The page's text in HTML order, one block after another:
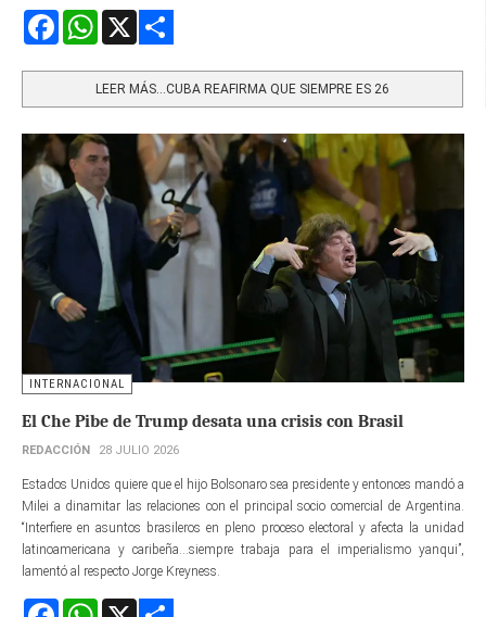
FacebookWhatsApp
LEER MÁS…CUBA REAFIRMA QUE SIEMPRE ES 26
INTERNACIONAL
El Che Pibe de Trump desata una crisis con Brasil
REDACCIÓN 28 JULIO 2026
Estados Unidos quiere que el hijo Bolsonaro sea presidente y entonces mandó a
Milei a dinamitar las relaciones con el principal socio comercial de Argentina.
“Interfiere en asuntos brasileros en pleno proceso electoral y afecta la unidad
latinoamericana y caribeña...siempre trabaja para el imperialismo yanqui”,
lamentó al respecto Jorge Kreyness.
FacebookWhatsApp